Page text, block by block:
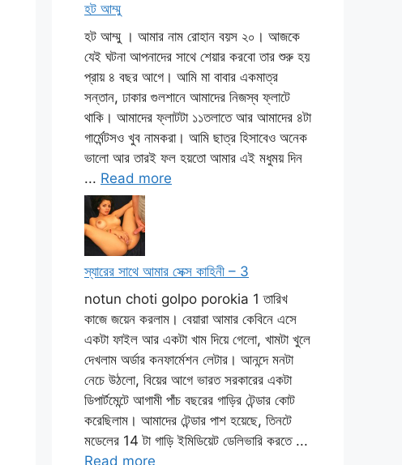
হট আম্মু
হট আম্মু । আমার নাম রোহান বয়স ২০। আজকে
যেই ঘটনা আপনাদের সাথে শেয়ার করবো তার শুরু হয়
প্রায় ৪ বছর আগে। আমি মা বাবার একমাত্র
সন্তান, ঢাকার গুলশানে আমাদের নিজস্ব ফ্লাটে
থাকি। আমাদের ফ্লাটটা ১১তলাতে আর আমাদের ৪টা
গার্মেন্টসও খুব নামকরা। আমি ছাত্র হিসাবেও অনেক
ভালো আর তারই ফল হয়তো আমার এই মধুময় দিন
... Read more
স্যারের সাথে আমার সেক্স কাহিনী – 3
notun choti golpo porokia 1 তারিখ
কাজে জয়েন করলাম। বেয়ারা আমার কেবিনে এসে
একটা ফাইল আর একটা খাম দিয়ে গেলো, খামটা খুলে
দেখলাম অর্ডার কনফার্মেশন লেটার। আনন্দে মনটা
নেচে উঠলো, বিয়ের আগে ভারত সরকারের একটা
ডিপার্টমেন্টে আগামী পাঁচ বছরের গাড়ির টেন্ডার কোট
করেছিলাম। আমাদের টেন্ডার পাশ হয়েছে, তিনটে
মডেলের 14 টা গাড়ি ইমিডিয়েট ডেলিভারি করতে ...
Read more